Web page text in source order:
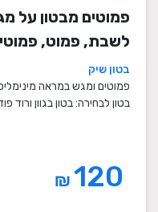
פמוטים מבטון על
לשבת, פמוט,
בטון שיק
פמוטים ומגש במראה
בטון לבחירה: בטון בגוון ורוד
₪